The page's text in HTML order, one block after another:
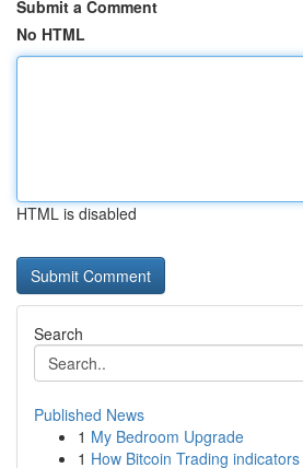
Submit a Comment
No HTML
HTML is disabled
Search
Published News
1 My Bedroom Upgrade
1 How Bitcoin Trading